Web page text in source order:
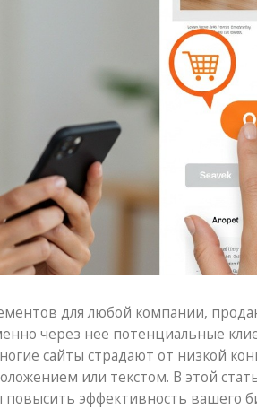
для любой компании,
через нее потенциальные
сайты страдают от низкой
или текстом. В этой
эффективность вашего